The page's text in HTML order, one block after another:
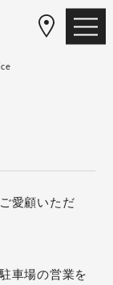
愛顧いただ
車場の営業を